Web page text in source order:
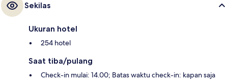
Sekilas
Ukuran hotel
254 hotel
Saat tiba/pulang
Check-in mulai: 14.00; Batas waktu check-in: kapan saja